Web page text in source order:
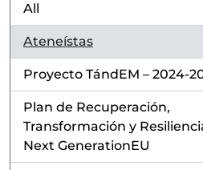
All
Ateneístas
, 11 results
Proyecto TándEM – 2024-
, 11 results
Plan de Recuperación,
Transformación y
Next GenerationEU
, 11 results